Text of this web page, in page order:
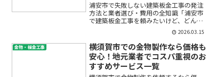
浦安市で失敗しない建築板金工事の発注
方法と業者選び・費用の全知識「浦安市
で建築板金工事を頼みたいけど、どんな
業者に頼めば安心？」「費用相場や見積
りのチェックポイントを知りたい…」
——そんな疑問や不安をお持ちではあり
ませんか？屋根や外壁のリフ...
2026.03.15
金物・板金工事
横須賀市での金物製作なら価格も
安心！地元業者でコスパ重視のお
すすめサービス一覧